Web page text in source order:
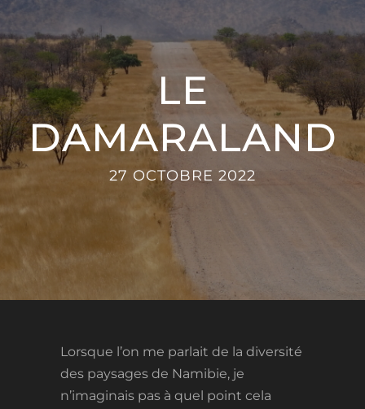
LE
DAMARALAND
27 OCTOBRE 2022
Lorsque l’on me parlait de la diversité
des paysages de Namibie, je
n’imaginais pas à quel point cela